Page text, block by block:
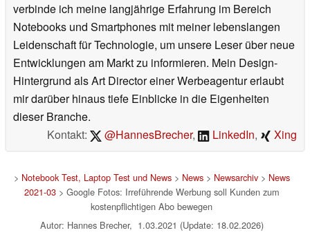
verbinde ich meine langjährige Erfahrung im Bereich
Notebooks und Smartphones mit meiner lebenslangen
Leidenschaft für Technologie, um unsere Leser über neue
Entwicklungen am Markt zu informieren. Mein Design-
Hintergrund als Art Director einer Werbeagentur erlaubt
mir darüber hinaus tiefe Einblicke in die Eigenheiten
dieser Branche.
Kontakt:
@HannesBrecher, LinkedIn, Xing
> Notebook Test, Laptop Test und News> News> Newsarchiv> News
2021-03> Google Fotos: Irreführende Werbung soll Kunden zum
kostenpflichtigen Abo bewegen
Autor: Hannes Brecher, 1.03.2021 (Update: 18.02.2026)